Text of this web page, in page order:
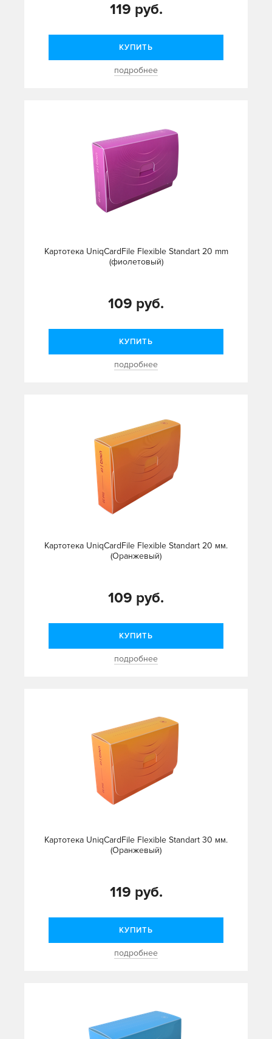
119 руб.
КУПИТЬ
подробнее
Картотека UniqCardFile Flexible Standart 20 mm
(фиолетовый)
109 руб.
КУПИТЬ
подробнее
Картотека UniqCardFile Flexible Standart 20 мм.
(Оранжевый)
109 руб.
КУПИТЬ
подробнее
Картотека UniqCardFile Flexible Standart 30 мм.
(Оранжевый)
119 руб.
КУПИТЬ
подробнее